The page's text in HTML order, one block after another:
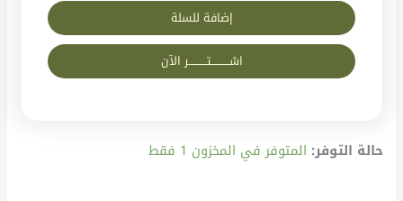
حالة التوفر: المتوفر في المخزون 1 فقط
إضافة للسلة
اشــــــــــتــــــــــر الآن